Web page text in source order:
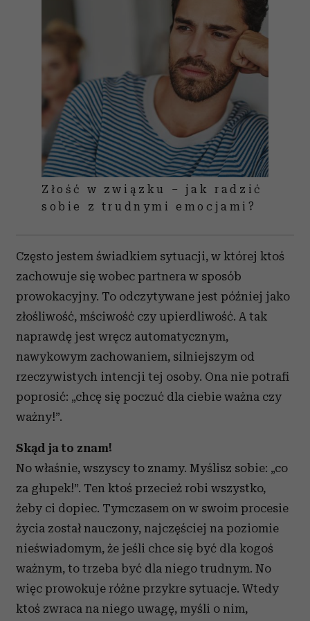
Złość w związku – jak radzić
sobie z trudnymi emocjami?
Często jestem świadkiem sytuacji, w której ktoś
zachowuje się wobec partnera w sposób
prowokacyjny. To odczytywane jest później jako
złośliwość, mściwość czy upierdliwość. A tak
naprawdę jest wręcz automatycznym,
nawykowym zachowaniem, silniejszym od
rzeczywistych intencji tej osoby. Ona nie potrafi
poprosić: „chcę się poczuć dla ciebie ważna czy
ważny!”.
Skąd ja to znam!
No właśnie, wszyscy to znamy. Myślisz sobie: „co
za głupek!”. Ten ktoś przecież robi wszystko,
żeby ci dopiec. Tymczasem on w swoim procesie
życia został nauczony, najczęściej na poziomie
nieświadomym, że jeśli chce się być dla kogoś
ważnym, to trzeba być dla niego trudnym. No
więc prowokuje różne przykre sytuacje. Wtedy
ktoś zwraca na niego uwagę, myśli o nim,